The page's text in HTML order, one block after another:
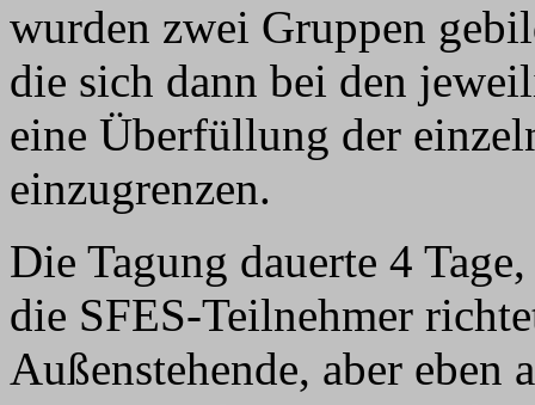
wurden zwei Gruppen
die sich dann bei den
eine Überfüllung der
einzugrenzen.
Die Tagung dauerte 4
die SFES-Teilnehmer
Außenstehende, aber eben